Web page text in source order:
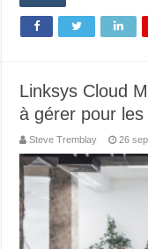
Linksys Cloud
à gérer pour les
Steve Tremblay 26